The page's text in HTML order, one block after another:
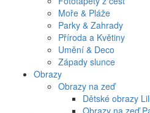
Moře & Pláže
Parky & Zahrady
Příroda a Květiny
Umění & Deco
Západy slunce
Obrazy
Obrazy na zeď
Dětské obrazy
Obrazy na zeď